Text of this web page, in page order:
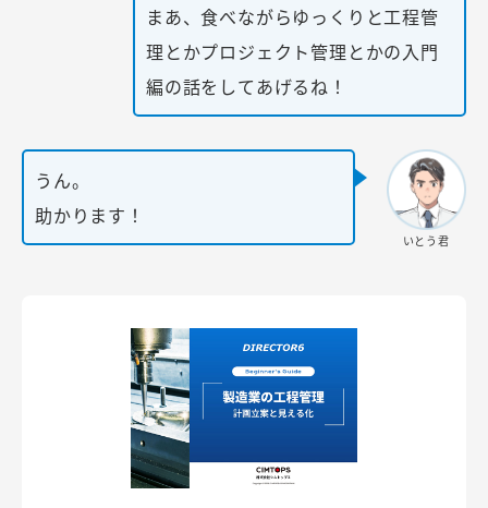
まあ、食べながらゆっくりと工程管
理とかプロジェクト管理とかの入門
編の話をしてあげるね！
うん。
助かります！
いとう君